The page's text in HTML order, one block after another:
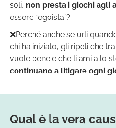
soli, non presta i giochi agli
essere “egoista”?
❌Perché anche se urli
chi ha iniziato, gli ripeti che
vuole bene e che li ami allo
continuano a litigare ogni
Qual è la vera